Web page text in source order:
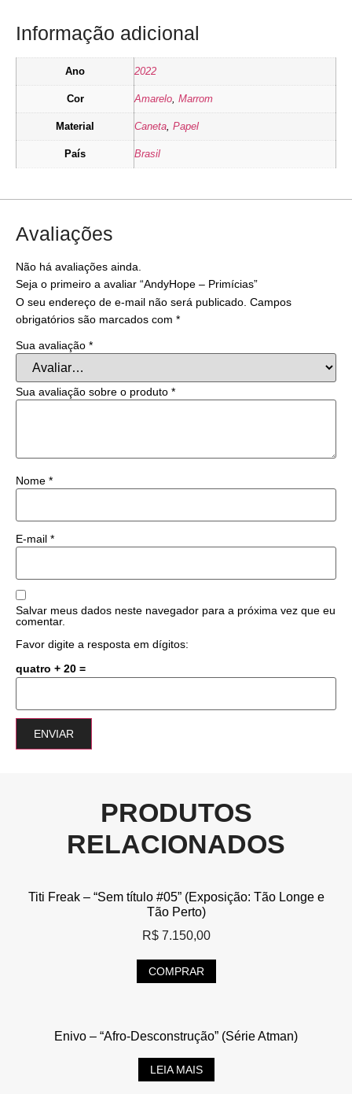
Informação adicional
Ano 2022
Cor Amarelo Marrom
Material Caneta Papel
País Brasil
Avaliações
Não há avaliações ainda.
Seja o primeiro a avaliar “AndyHope – Primícias”
O seu endereço de e-mail não será publicado. Campos
obrigatórios são marcados com *
Sua avaliação *
Sua avaliação sobre o produto *
Nome *
E-mail *
Salvar meus dados neste navegador para a próxima vez que eu
comentar.
Favor digite a resposta em dígitos:
quatro + 20 =
PRODUTOS
RELACIONADOS
Titi Freak – “Sem título #05” (Exposição: Tão Longe e
Tão Perto)
R$7.150,00
COMPRAR
Enivo – “Afro-Desconstrução” (Série Atman)
LEIA MAIS